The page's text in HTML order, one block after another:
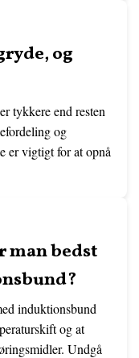
og
tykkere end resten
og
er vigtigt for at opnå
man bedst
induktionsbund
og at
Undgå